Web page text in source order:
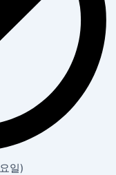
일)